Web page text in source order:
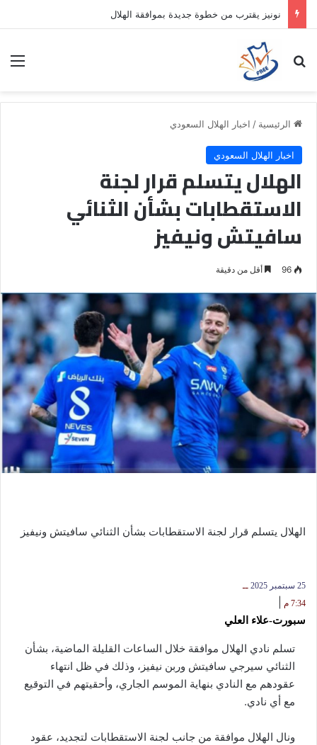
نونيز يقترب من خطوة جديدة بموافقة الهلال
بحث عن
الرئيسية / اخبار الهلال السعودي
اخبار الهلال السعودي
الهلال يتسلم قرار لجنة
الاستقطابات بشأن الثنائي
سافيتش ونيفيز
96 أقل من دقيقة
الهلال يتسلم قرار لجنة الاستقطابات بشأن الثنائي سافيتش ونيفيز
25 سبتمبر 2025
ــ
7:34 م
سبورت-علاء العلي
تسلم نادي الهلال موافقة خلال الساعات القليلة الماضية، بشأن
الثنائي سيرجي سافيتش وربن نيفيز، وذلك في ظل انتهاء
عقودهم مع النادي بنهاية الموسم الجاري، وأحقيتهم في التوقيع
مع أي نادي.
ونال الهلال موافقة من جانب لجنة الاستقطابات لتجديد، عقود